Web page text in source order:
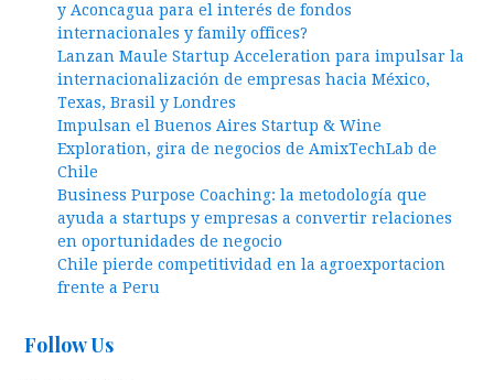
y Aconcagua para el interés de fondos
internacionales y family offices?
Lanzan Maule Startup Acceleration para impulsar la
internacionalización de empresas hacia México,
Texas, Brasil y Londres
Impulsan el Buenos Aires Startup & Wine
Exploration, gira de negocios de AmixTechLab de
Chile
Business Purpose Coaching: la metodología que
ayuda a startups y empresas a convertir relaciones
en oportunidades de negocio
Chile pierde competitividad en la agroexportacion
frente a Peru
Follow Us